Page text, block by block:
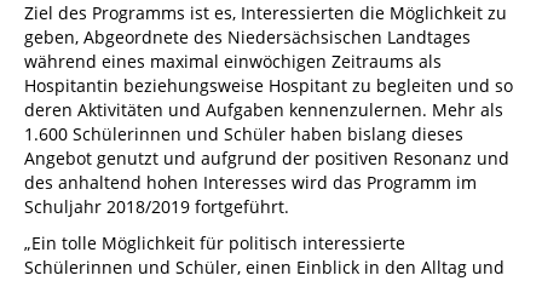
Ziel des Programms ist es, Interessierten die Möglichkeit zu
geben, Abgeordnete des Niedersächsischen Landtages
während eines maximal einwöchigen Zeitraums als
Hospitantin beziehungsweise Hospitant zu begleiten und so
deren Aktivitäten und Aufgaben kennenzulernen. Mehr als
1.600 Schülerinnen und Schüler haben bislang dieses
Angebot genutzt und aufgrund der positiven Resonanz und
des anhaltend hohen Interesses wird das Programm im
Schuljahr 2018/2019 fortgeführt.
„Ein tolle Möglichkeit für politisch interessierte
Schülerinnen und Schüler, einen Einblick in den Alltag und